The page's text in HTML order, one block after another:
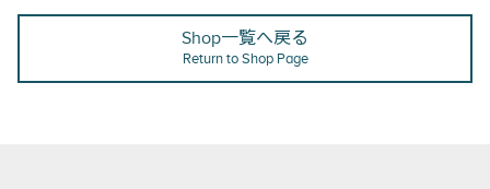
Shop一覧へ戻る
Return to Shop Page